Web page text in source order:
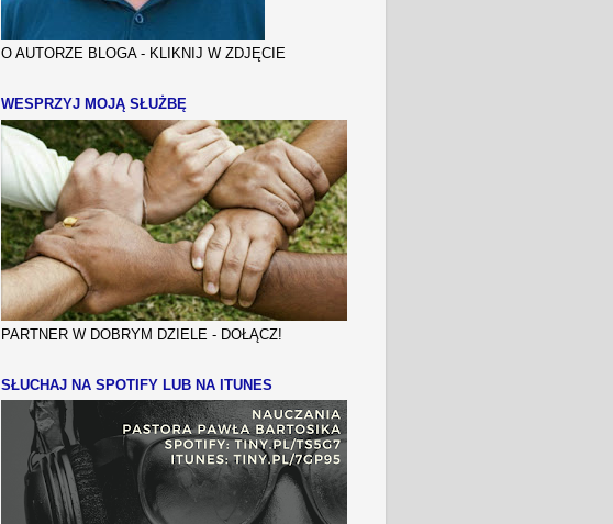
O AUTORZE BLOGA - KLIKNIJ W ZDJĘCIE
WESPRZYJ MOJĄ SŁUŻBĘ
PARTNER W DOBRYM DZIELE - DOŁĄCZ!
SŁUCHAJ NA SPOTIFY LUB NA ITUNES